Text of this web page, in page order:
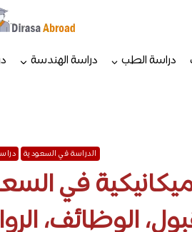
دراسة الطب دراسة الهندسة
الدراسة في السعودية
في
الوظائف،